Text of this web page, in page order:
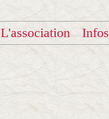
L'association Infos